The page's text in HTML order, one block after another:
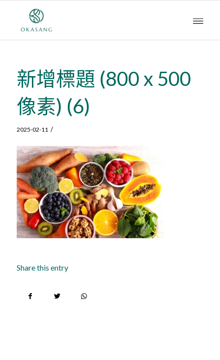
新增標題 (800 x 500
像素) (6)
2025-02-11 /
Share this entry